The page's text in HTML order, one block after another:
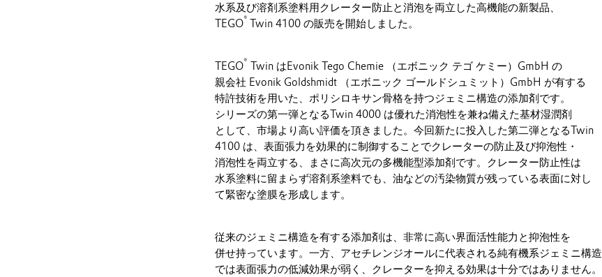
水系及び溶剤系塗料用クレーター防止と消泡を両立した高機能の新製品、
TEGO® Twin 4100 の販売を開始しました。
TEGO® Twin はEvonik Tego Chemie （エボニック テゴ ケミー）GmbH の
親会社 Evonik Goldshmidt （エボニック ゴールドシュミット）GmbH が有する
特許技術を用いた、ポリシロキサン骨格を持つジェミニ構造の添加剤です。
シリーズの第一弾となるTwin 4000 は優れた消泡性を兼ね備えた基材湿潤剤
として、市場より高い評価を頂きました。今回新たに投入した第二弾となるTwin
4100 は、表面張力を効果的に制御することでクレーターの防止及び抑泡性・
消泡性を両立する、まさに高次元の多機能型添加剤です。クレーター防止性は
水系塗料に留まらず溶剤系塗料でも、油などの汚染物質が残っている表面に対し
て緊密な塗膜を形成します。
従来のジェミニ構造を有する添加剤は、非常に高い界面活性能力と抑泡性を
併せ持っています。一方、アセチレンジオールに代表される純有機系ジェミニ構造
では表面張力の低減効果が弱く、クレーターを抑える効果は十分ではありません。